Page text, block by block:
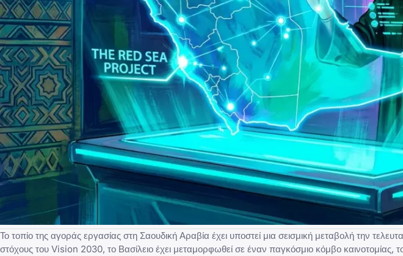
Το τοπίο της αγοράς εργασίας στη Σαουδική Αραβία έχει υποστεί μια σεισμική μεταβολή την
στόχους του Vision 2030, το Βασίλειο έχει μεταμορφωθεί σε έναν παγκόσμιο κόμβο καινοτομίας,